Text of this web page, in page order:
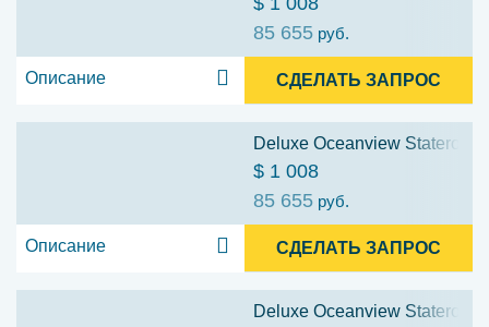
85 655 руб.
Описание СДЕЛАТЬ ЗАПРОС
Deluxe Oceanview
$ 1 008
85 655 руб.
Описание СДЕЛАТЬ ЗАПРОС
Deluxe Oceanview